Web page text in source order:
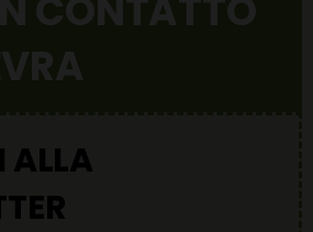
CONTATTO
ALLA